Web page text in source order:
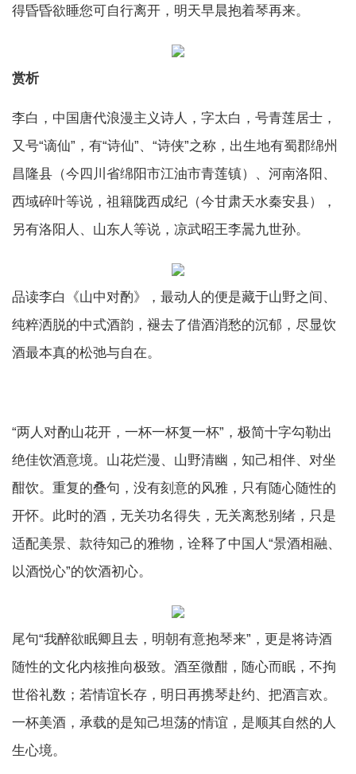
得昏昏欲睡您可自行离开，明天早晨抱着琴再来。
赏析
李白，中国唐代浪漫主义诗人，字太白，号青莲居士，
又号“谪仙”，有“诗仙”、“诗侠”之称，出生地有蜀郡绵州
昌隆县（今四川省绵阳市江油市青莲镇）、河南洛阳、
西域碎叶等说，祖籍陇西成纪（今甘肃天水秦安县），
另有洛阳人、山东人等说，凉武昭王李暠九世孙。
品读李白《山中对酌》，最动人的便是藏于山野之间、
纯粹洒脱的中式酒韵，褪去了借酒消愁的沉郁，尽显饮
酒最本真的松弛与自在。
“两人对酌山花开，一杯一杯复一杯”，极简十字勾勒出
绝佳饮酒意境。山花烂漫、山野清幽，知己相伴、对坐
酣饮。重复的叠句，没有刻意的风雅，只有随心随性的
开怀。此时的酒，无关功名得失，无关离愁别绪，只是
适配美景、款待知己的雅物，诠释了中国人“景酒相融、
以酒悦心”的饮酒初心。
尾句“我醉欲眠卿且去，明朝有意抱琴来”，更是将诗酒
随性的文化内核推向极致。酒至微酣，随心而眠，不拘
世俗礼数；若情谊长存，明日再携琴赴约、把酒言欢。
一杯美酒，承载的是知己坦荡的情谊，是顺其自然的人
生心境。